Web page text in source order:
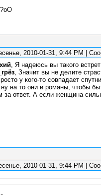
2010-01-31, 9:44 PM |
, Я надеюсь вы такого
, Значит вы не делите
у кого-то совпадает
на то они и романы, чтобы
за ответ. А если женщина
2010-01-31, 9:44 PM |